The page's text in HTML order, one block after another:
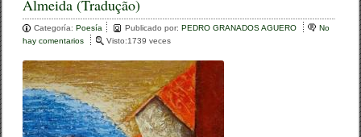
e
b
o
o
k
er p
ar
tir
Almeida (Tradução)
Categoría:Poesía Publicado por:PEDRO GRANADOS AGUERO
No
hay comentarios
I
m
a
g
i
Visto:1739 veces